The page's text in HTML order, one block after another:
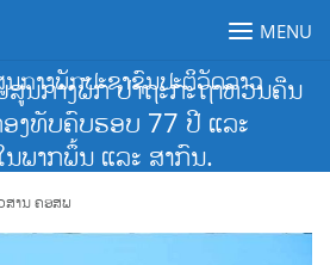
ກາງພັກປະຊາຊົນປະຕິວັດລາວ
MENU
ສູນກາງພັກ ປາຖະກະຖາຫວນຄືນ
ງທັບຄົບຮອບ 77 ປີ ແລະ
ພາກພຶ້ນ ແລະ ສາກົນ.
ສານ ຄອສພ